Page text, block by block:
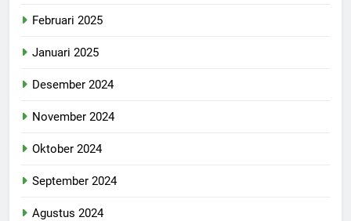
Februari 2025
Januari 2025
Desember 2024
November 2024
Oktober 2024
September 2024
Agustus 2024